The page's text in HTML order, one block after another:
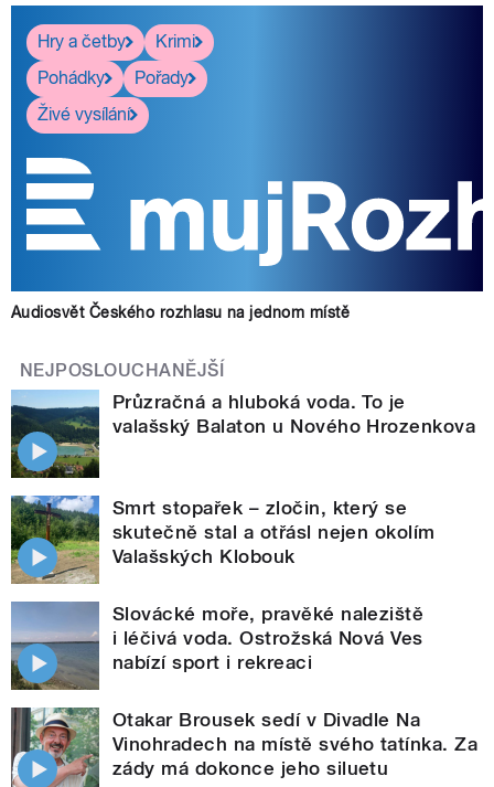
Hry a četby
Krimi
Pohádky
Pořady
Živé vysílání
Audiosvět Českého rozhlasu na jednom místě
NEJPOSLOUCHANĚJŠÍ
Průzračná a hluboká voda. To je
valašský Balaton u Nového Hrozenkova
Smrt stopařek – zločin, který se
skutečně stal a otřásl nejen okolím
Valašských Klobouk
Slovácké moře, pravěké naleziště
i léčivá voda. Ostrožská Nová Ves
nabízí sport i rekreaci
Otakar Brousek sedí v Divadle Na
Vinohradech na místě svého tatínka. Za
zády má dokonce jeho siluetu